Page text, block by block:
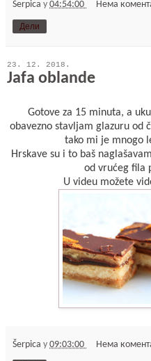
Šerpica у 04:54:00 Нема
Дели
23. 12. 2018.
Jafa oblande
Gotove za 15 minuta, a
obavezno stavljam glazuru od
tako mi je mnogo
Hrskave su i to baš
od vrućeg fila
U videu možete
Šerpica у 09:03:00 Нема